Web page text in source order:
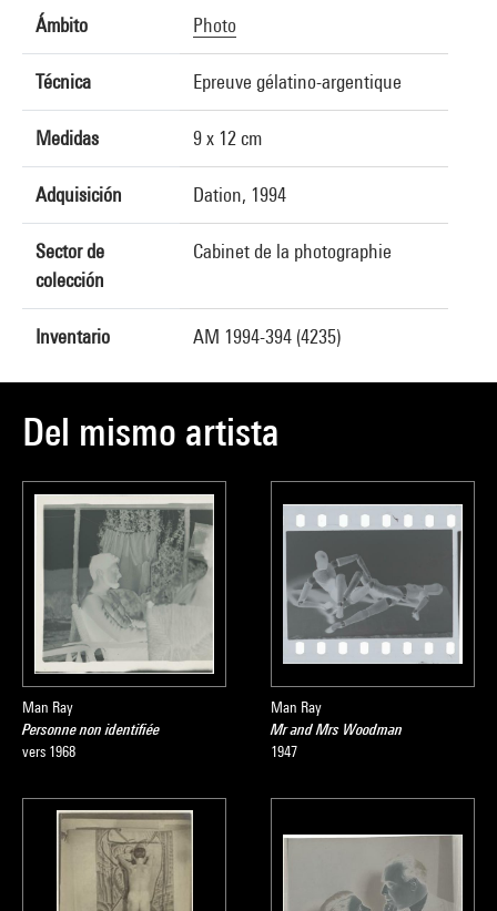
Ámbito Photo
Técnica Epreuve gélatino-argentique
Medidas 9 x 12 cm
Adquisición Dation, 1994
Sector de
colección
Cabinet de la photographie
Inventario AM 1994-394 (4235)
Del mismo artista
Man Ray
Personne non identifiée
vers 1968
Man Ray
Mr and Mrs Woodman
1947